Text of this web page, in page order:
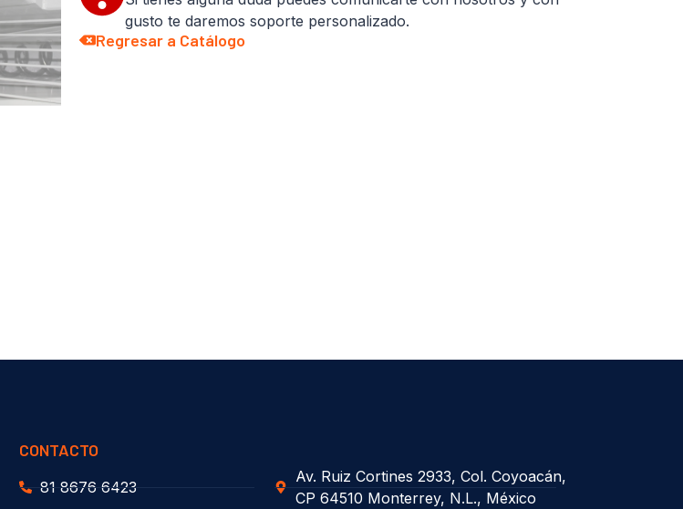
gusto te daremos soporte personalizado.
Regresar a Catálogo
CONTACTO
81 8676 6423
Av. Ruiz Cortines 2933, Col. Coyoacán,
CP 64510 Monterrey, N.L., México